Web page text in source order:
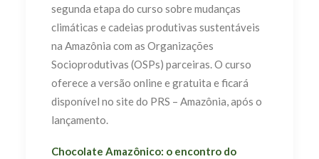
segunda etapa do curso sobre mudanças
climáticas e cadeias produtivas sustentáveis
na Amazônia com as Organizações
Socioprodutivas (OSPs) parceiras. O curso
oferece a versão online e gratuita e ficará
disponível no site do PRS – Amazônia, após o
lançamento.
Chocolate Amazônico: o encontro do